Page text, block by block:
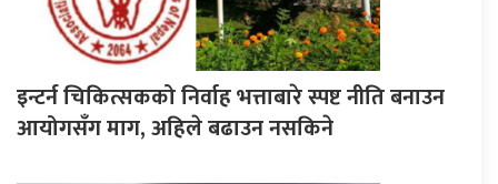
इन्टर्न चिकित्सकको निर्वाह भत्ताबारे स्पष्ट नीति बनाउन
आयोगसँग माग, अहिले बढाउन नसकिने